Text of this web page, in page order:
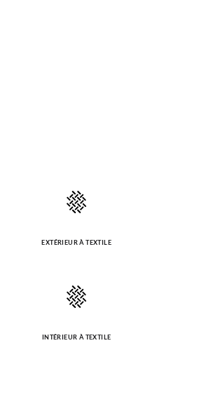
EXTÉRIEUR À TEXTILE
INTÉRIEUR À TEXTILE